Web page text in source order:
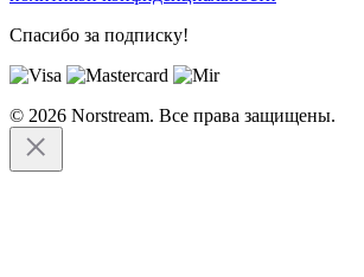
Спасибо за подписку!
© 2026 Norstream. Все права защищены.